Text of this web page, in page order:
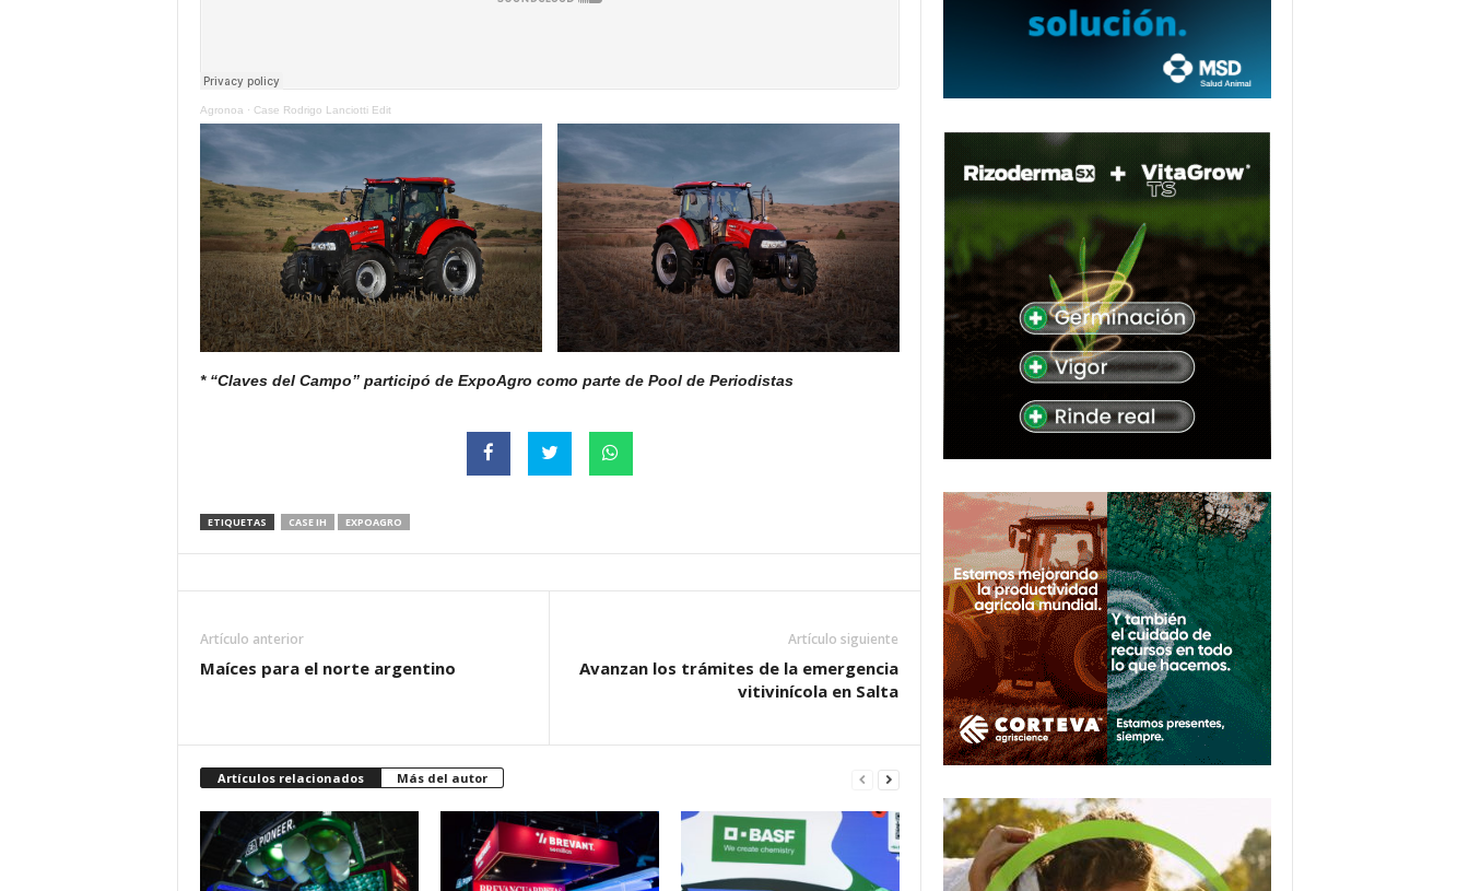
Agronoa · Case Rodrigo Lanciotti Edit
* “Claves del Campo” participó de ExpoAgro como parte de Pool de Periodistas
ETIQUETAS CASE IH EXPOAGRO
Artículo anterior
Maíces para el norte argentino
Artículo siguiente
Avanzan los trámites de la emergencia
vitivinícola en Salta
Artículos relacionados Más del autor